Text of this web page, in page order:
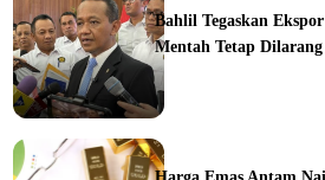
Bahlil Tegaskan
Mentah Tetap Dilarang